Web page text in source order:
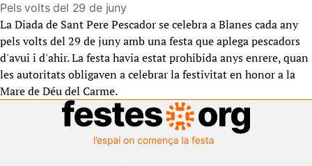
Pels volts del 29 de juny
La Diada de Sant Pere Pescador se celebra a Blanes cada any
pels volts del 29 de juny amb una festa que aplega pescadors
d'avui i d'ahir. La festa havia estat prohibida anys enrere, quan
les autoritats obligaven a celebrar la festivitat en honor a la
Mare de Déu del Carme.